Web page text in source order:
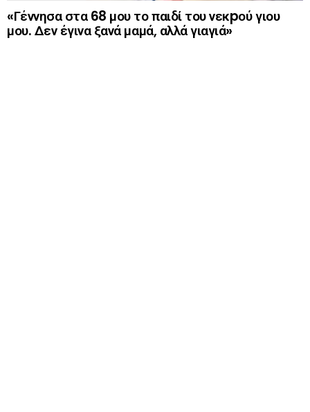
«Γέννησα στα 68 μου το παιδί του νεκpού γιου
μου. Δεν έγινα ξανά μαμά, αλλά γιαγιά»